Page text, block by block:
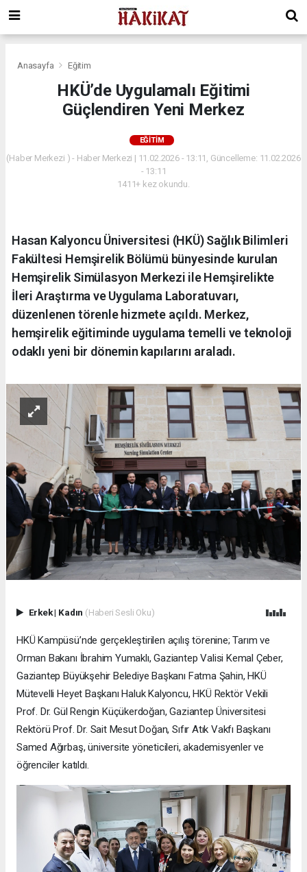
Anasayfa Eğitim
HKÜ’de Uygulamalı Eğitimi
Güçlendiren Yeni Merkez
EĞITIM
(Haber Merkezi ) - Haber Merkezi | 11.02.2026 - 13:11, Güncelleme: 11.02.2026
- 13:11
1411+ kez okundu.
Hasan Kalyoncu Üniversitesi (HKÜ) Sağlık Bilimleri
Fakültesi Hemşirelik Bölümü bünyesinde kurulan
Hemşirelik Simülasyon Merkezi ile Hemşirelikte
İleri Araştırma ve Uygulama Laboratuvarı,
düzenlenen törenle hizmete açıldı. Merkez,
hemşirelik eğitiminde uygulama temelli ve teknoloji
odaklı yeni bir dönemin kapılarını araladı.
Erkek| Kadın (Haberi Sesli Oku)
HKÜ Kampüsü’nde gerçekleştirilen açılış törenine; Tarım ve
Orman Bakanı İbrahim Yumaklı, Gaziantep Valisi Kemal Çeber,
Gaziantep Büyükşehir Belediye Başkanı Fatma Şahin, HKÜ
Mütevelli Heyet Başkanı Haluk Kalyoncu, HKÜ Rektör Vekili
Prof. Dr. Gül Rengin Küçükerdoğan, Gaziantep Üniversitesi
Rektörü Prof. Dr. Sait Mesut Doğan, Sıfır Atık Vakfı Başkanı
Samed Ağırbaş, üniversite yöneticileri, akademisyenler ve
öğrenciler katıldı.